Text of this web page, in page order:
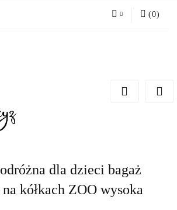
(0)
dla dzieci bagaż
kółkach ZOO wysoka